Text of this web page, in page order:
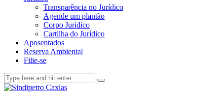
Transparência no Jurídico
Agende um plantão
Corpo Jurídico
Cartilha do Jurídico
Aposentados
Reserva Ambiental
Filie-se